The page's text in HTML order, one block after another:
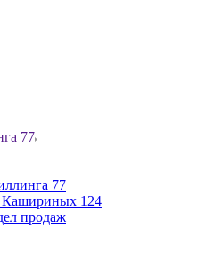
77
77
Кашириных 124
продаж